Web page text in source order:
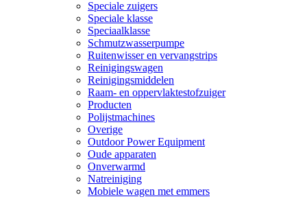
Speciale zuigers
Speciale klasse
Speciaalklasse
Schmutzwasserpumpe
Ruitenwisser en vervangstrips
Reinigingswagen
Reinigingsmiddelen
Raam- en oppervlaktestofzuiger
Producten
Polijstmachines
Overige
Outdoor Power Equipment
Oude apparaten
Onverwarmd
Natreiniging
Mobiele wagen met emmers